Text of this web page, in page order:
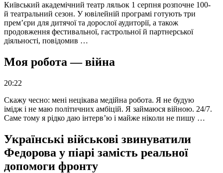
Київський академічний театр ляльок 1 серпня розпочне 100-
й театральний сезон. У ювілейній програмі готують три
прем’єри для дитячої та дорослої аудиторії, а також
продовження фестивальної, гастрольної й партнерської
діяльності, повідомив …
Моя робота — війна
20:22
Скажу чесно: мені нецікава медійна робота. Я не будую
імідж і не маю політичних амбіцій. Я займаюся війною. 24/7.
Саме тому я рідко даю інтерв’ю і майже ніколи не пишу …
Українські військові звинуватили
Федорова у піарі замість реальної
допомоги фронту